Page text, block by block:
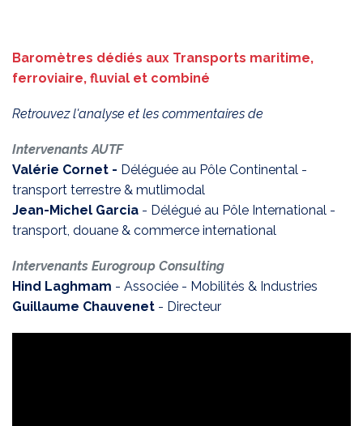
Baromètres dédiés aux Transports maritime,
ferroviaire, fluvial et combiné
Retrouvez l'analyse et les commentaires de
Intervenants AUTF
Valérie Cornet - Déléguée au Pôle Continental -
transport terrestre & mutlimodal
Jean-Michel Garcia - Délégué au Pôle International -
transport, douane & commerce international
Intervenants Eurogroup Consulting
Hind Laghmam - Associée - Mobilités & Industries
Guillaume Chauvenet - Directeur